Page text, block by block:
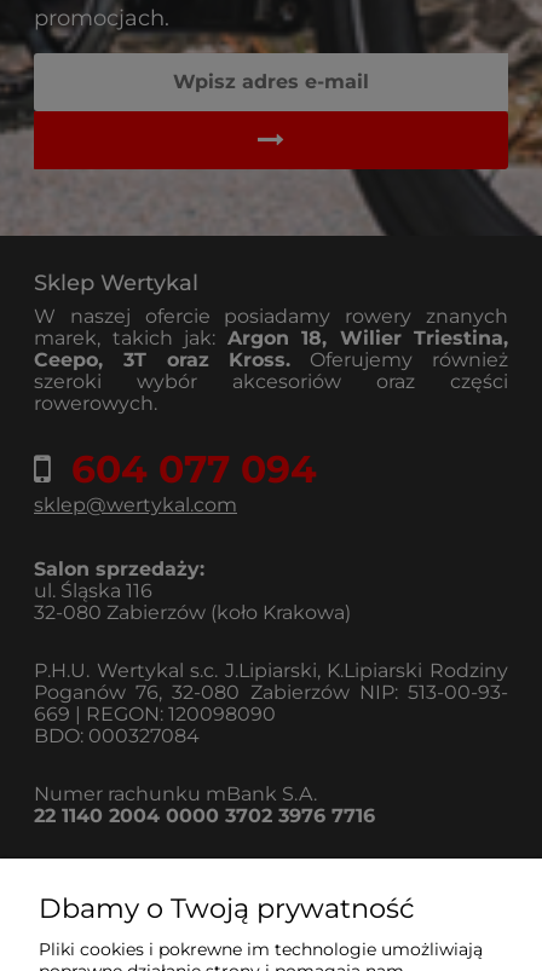
promocjach.
Sklep Wertykal
W naszej ofercie posiadamy rowery znanych
marek, takich jak: Argon 18, Wilier Triestina,
Ceepo, 3T oraz Kross. Oferujemy również
szeroki wybór akcesoriów oraz części
rowerowych.
604 077 094
sklep@wertykal.com
Salon sprzedaży:
ul. Śląska 116
32-080 Zabierzów (koło Krakowa)
P.H.U. Wertykal s.c. J.Lipiarski, K.Lipiarski Rodziny
Poganów 76, 32-080 Zabierzów NIP: 513-00-93-
669 | REGON: 120098090
BDO: 000327084
Numer rachunku mBank S.A.
22 1140 2004 0000 3702 3976 7716
Informacje
Dbamy o Twoją prywatność
Pliki cookies i pokrewne im technologie umożliwiają